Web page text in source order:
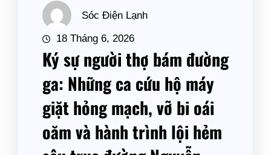
Sóc Điện Lạnh
18 Tháng 6, 2026
Ký sự người thợ bám đường
ga: Những ca cứu hộ máy
giặt hỏng mạch, vỡ bi oái
oăm và hành trình lội hẻm